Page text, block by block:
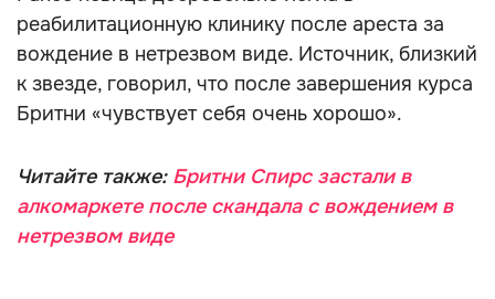
реабилитационную клинику после ареста за
вождение в нетрезвом виде. Источник, близкий
к звезде, говорил, что после завершения курса
Бритни «чувствует себя очень хорошо».
Читайте также: Бритни Спирс застали в
алкомаркете после скандала с вождением в
нетрезвом виде